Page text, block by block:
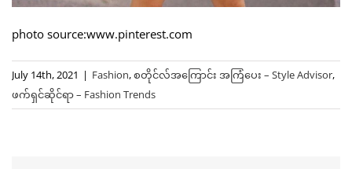
photo source:www.pinterest.com
July 14th, 2021 | Fashion,စတိုင်လ်အကြောင်း အကြံပေး – Style Advisor,
ဖက်ရှင်ဆိုင်ရာ – Fashion Trends